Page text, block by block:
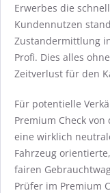
Erwerbes die
Kundennutzen
Zustandermittlung
Profi. Dies alles
Zeitverlust für den
Für potentielle
Premium Check
eine wirklich
Fahrzeug
fairen
Prüfer im Premium